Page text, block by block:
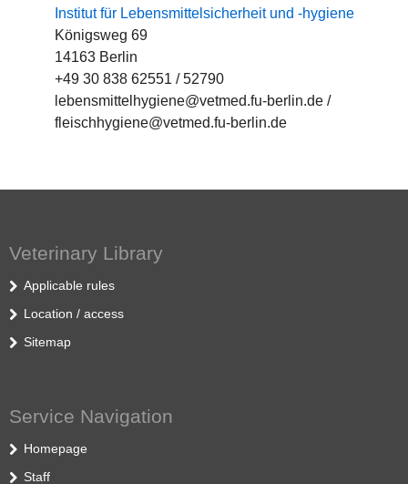
Institut für Lebensmittelsicherheit und -hygiene
Königsweg 69
14163 Berlin
+49 30 838 62551 / 52790
lebensmittelhygiene@vetmed.fu-berlin.de /
fleischhygiene@vetmed.fu-berlin.de
Veterinary Library
Applicable rules
Location / access
Sitemap
Service Navigation
Homepage
Staff